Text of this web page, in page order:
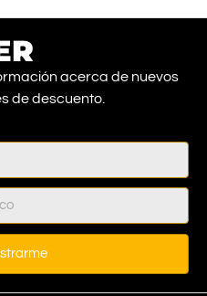
acerca de nuevos
de descuento.